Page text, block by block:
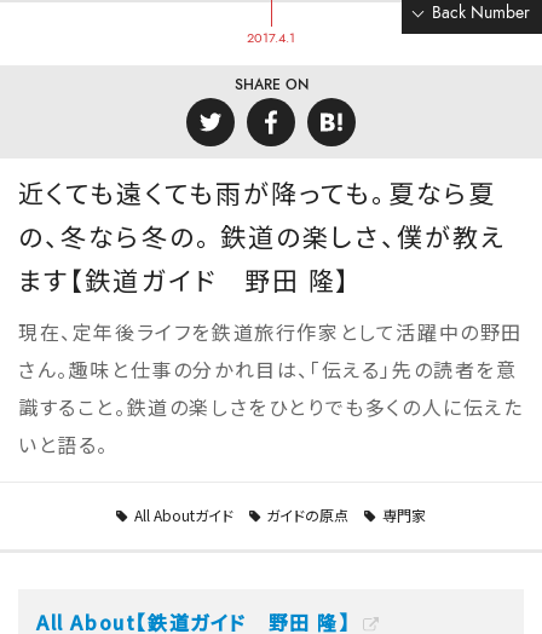
Back Number
2017.4.1
SHARE ON
近くても遠くても雨が降っても。夏なら夏
の、冬なら冬の。 鉄道の楽しさ、僕が教え
ます【鉄道ガイド 野田 隆】
現在、定年後ライフを鉄道旅行作家として活躍中の野田
さん。趣味と仕事の分かれ目は、「伝える」先の読者を意
識すること。鉄道の楽しさをひとりでも多くの人に伝えた
いと語る。
All Aboutガイド ガイドの原点 専門家
All About【鉄道ガイド 野田 隆】